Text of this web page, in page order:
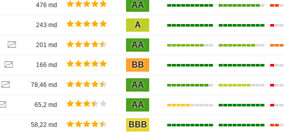
476 md AA
243 md A
201 md AA
166 md BB
78,46 md AA
65,2 md AA
58,22 md BBB